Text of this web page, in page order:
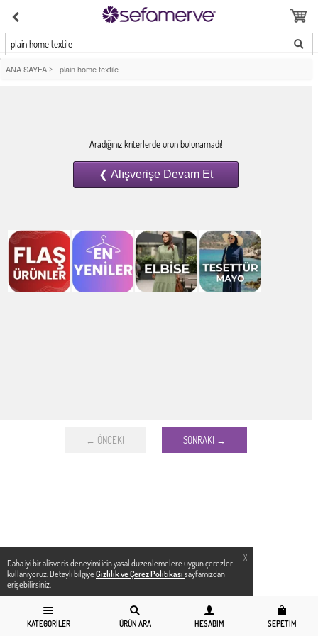
X
Daha iyi bir alisveris deneyimi icin yasal düzenlemelere uygun çerezler
kullanıyoruz. Detaylı bilgiye Gizlilik ve Çerez Politikası sayfamızdan
erişebilirsiniz.
plain home textile
KATEGORILER ÜRÜN ARA HESABIM SEPETIM
ANA SAYFA > plain home textile
Aradığınız kriterlerde ürün bulunamadı!
← ÖNCEKI SONRAKI →